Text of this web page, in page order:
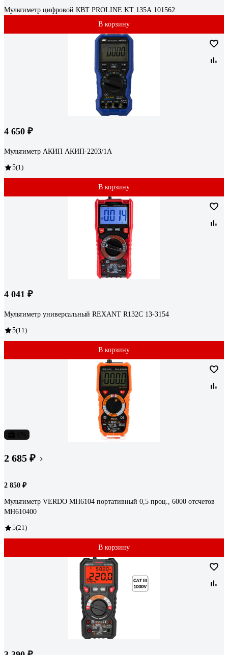
Мультиметр цифровой КВТ PROLINE KT 135А 101562
В корзину
4 650 ₽
Мультиметр АКИП АКИП-2203/1А
5(1)
В корзину
4 041 ₽
Мультиметр универсальный REXANT R132С 13-3154
5(11)
В корзину
2 685 ₽
2 850 ₽
Мультиметр VERDO MH6104 портативный 0,5 проц., 6000 отсчетов
MH610400
5(21)
В корзину